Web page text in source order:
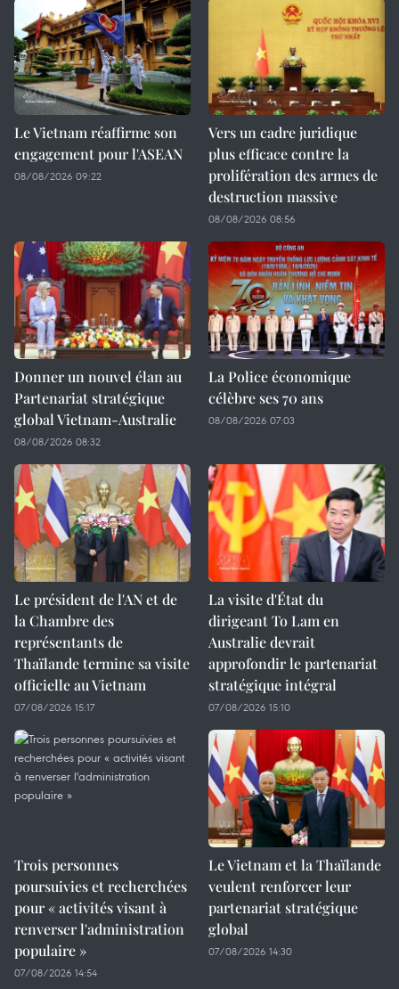
Le Vietnam réaffirme son
engagement pour l'ASEAN
08/08/2026 09:22
Vers un cadre juridique
plus efficace contre la
prolifération des armes de
destruction massive
08/08/2026 08:56
Donner un nouvel élan au
Partenariat stratégique
global Vietnam-Australie
08/08/2026 08:32
La Police économique
célèbre ses 70 ans
08/08/2026 07:03
Le président de l'AN et de
la Chambre des
représentants de
Thaïlande termine sa visite
officielle au Vietnam
07/08/2026 15:17
La visite d'État du
dirigeant To Lam en
Australie devrait
approfondir le partenariat
stratégique intégral
07/08/2026 15:10
Trois personnes
poursuivies et recherchées
pour « activités visant à
renverser l'administration
populaire »
07/08/2026 14:54
Le Vietnam et la Thaïlande
veulent renforcer leur
partenariat stratégique
global
07/08/2026 14:30